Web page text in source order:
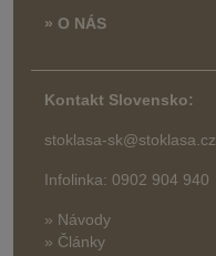
» O NÁS
Kontakt Slovensko:
stoklasa-sk@stoklasa.cz
Infolinka: 0902 904 940
» Návody
» Články